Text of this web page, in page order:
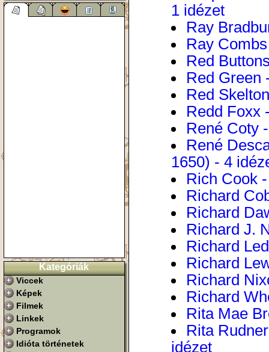
Kategóriák
Viccek
Képek
Filmek
Linkek
Programok
Idióta történetek
1 idézet
Ray
Ray
Red
Red Green
Red
Redd Foxx
René Coty
René
1650) - 4
Rich Cook
Richard
Richard
Richard J.
Richard
Richard
Richard
Richard
Rita Mae
Rita
idézet